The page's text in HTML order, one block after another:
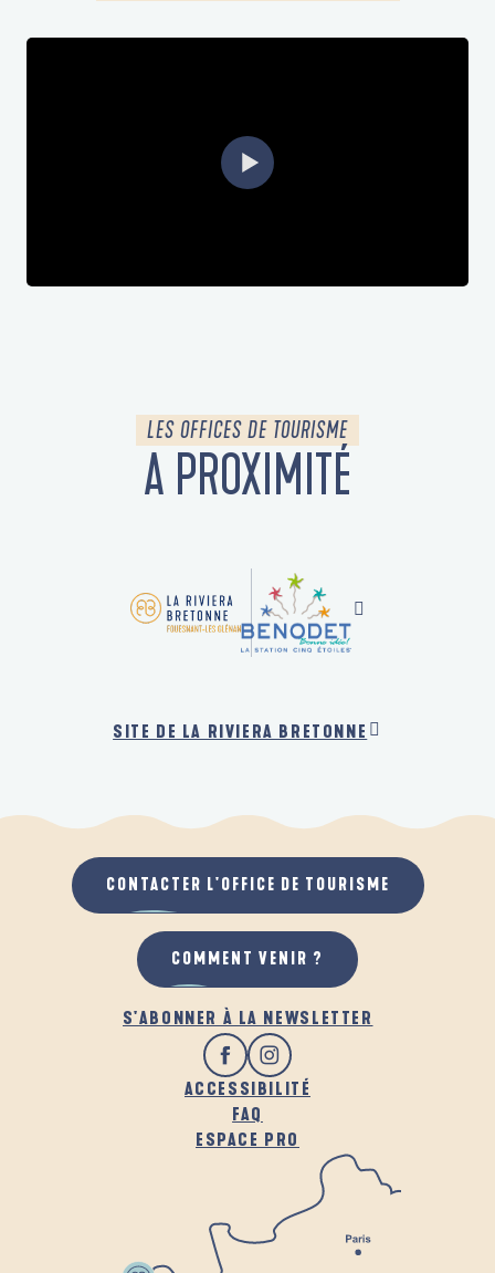
LES OFFICES DE TOURISME
A PROXIMITÉ
SITE DE LA RIVIERA BRETONNE
S'ABONNER À LA NEWSLETTER
ACCESSIBILITÉ
FAQ
ESPACE PRO
CONTACTER L'OFFICE DE TOURISME
COMMENT VENIR ?